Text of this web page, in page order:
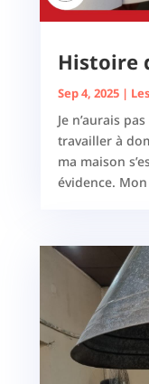
Histoire
Sep 4, 2025|
Je n’aurais
travailler à
ma maison
évidence.